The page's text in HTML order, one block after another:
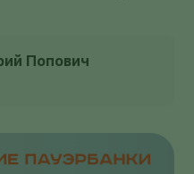
Попович